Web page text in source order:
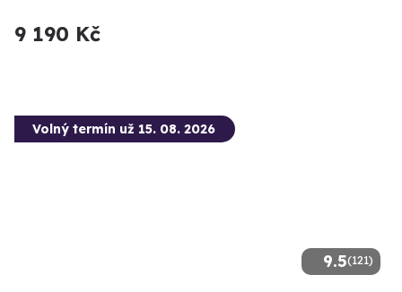
9 190 Kč
9.5(121)
Volný termín už 15. 08. 2026